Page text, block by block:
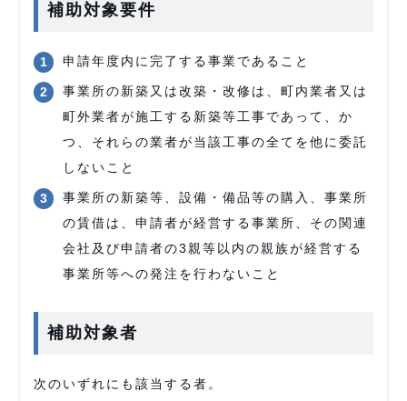
補助対象要件
申請年度内に完了する事業であること
事業所の新築又は改築・改修は、町内業者又は
町外業者が施工する新築等工事であって、か
つ、それらの業者が当該工事の全てを他に委託
しないこと
事業所の新築等、設備・備品等の購入、事業所
の賃借は、申請者が経営する事業所、その関連
会社及び申請者の3親等以内の親族が経営する
事業所等への発注を行わないこと
補助対象者
次のいずれにも該当する者。